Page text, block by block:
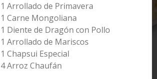
Wantan Especial
1 Arrollado de Primavera
1 Carne Mongoliana
1 Diente de Dragón con Pollo
1 Arrollado de Mariscos
1 Chapsui Especial
4 Arroz Chaufán